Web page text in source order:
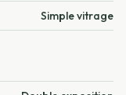
Simple vitrage